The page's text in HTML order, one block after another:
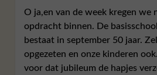
O ja,en van de week kregen we
opdracht binnen. De
bestaat in september 50 jaar.
opgezeten en onze kinderen
voor dat jubileum de hapjes